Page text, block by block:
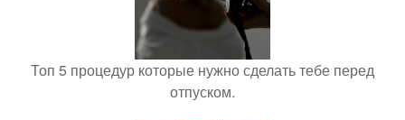
Топ 5 процедур которые нужно сделать тебе перед
отпуском.